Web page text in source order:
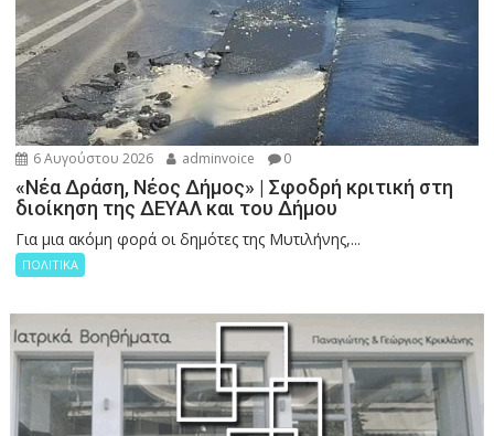
6 Αυγούστου 2026 adminvoice 0
«Νέα Δράση, Νέος Δήμος» | Σφοδρή κριτική στη
διοίκηση της ΔΕΥΑΛ και του Δήμου
Για μια ακόμη φορά οι δημότες της Μυτιλήνης,...
ΠΟΛΙΤΙΚΑ